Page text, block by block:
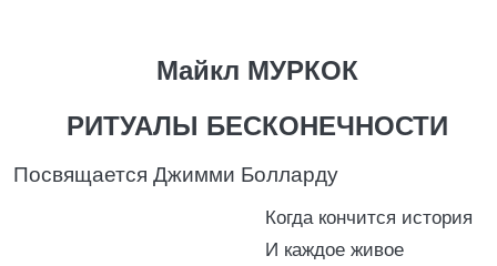
Майкл МУРКОК
РИТУАЛЫ БЕСКОНЕЧНОСТИ
Посвящается Джимми Болларду
Когда кончится история
И каждое живое